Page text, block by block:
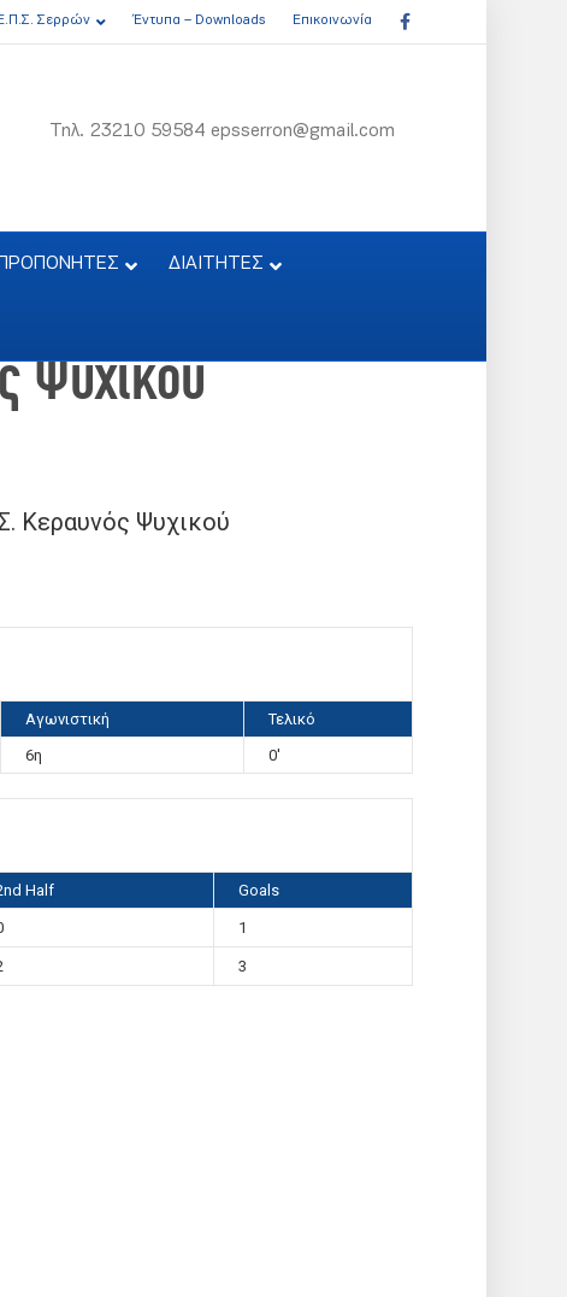
Σερρών Έντυπα – Downloads Επικοινωνία Facebook
Τηλ. 23210 59584 epsserron@gmail.com
ΠΡΟΠΟΝΗΤΕΣ ΔΙΑΙΤΗΤΕΣ
Ψυχικού
Κεραυνός Ψυχικού
Αγωνιστική
Τελικό
6η 0'
Half Goals
1
3